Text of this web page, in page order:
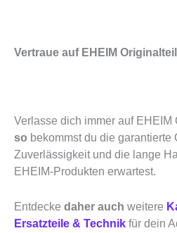
Vertraue auf EHEIM
Verlasse dich immer auf EHEIM
so bekommst du die garantierte
Zuverlässigkeit und die lange
EHEIM-Produkten erwartest.
Entdecke daher auch weitere
Ersatzteile & Technik für dein